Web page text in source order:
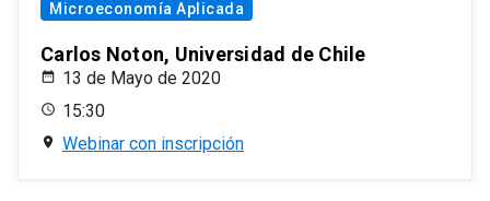
Microeconomía Aplicada
Carlos Noton, Universidad de Chile
13 de Mayo de 2020
15:30
Webinar con inscripción